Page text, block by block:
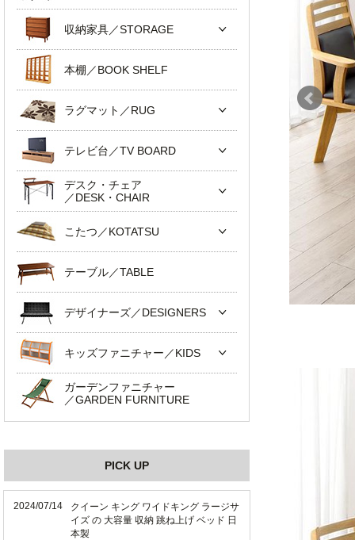
収納家具／STORAGE
本棚／BOOK SHELF
ラグマット／RUG
テレビ台／TV BOARD
デスク・チェア
／DESK・CHAIR
こたつ／KOTATSU
テーブル／TABLE
デザイナーズ／DESIGNERS
キッズファニチャー／KIDS
ガーデンファニチャー
／GARDEN FURNITURE
PICK UP
2024/07/14
クイーン キング ワイドキング ラージサ
イズ の 大容量 収納 跳ね上げ ベッド 日
本製